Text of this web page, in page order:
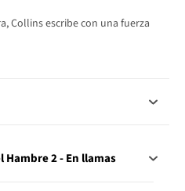
Collins escribe con una fuerza
Hambre 2 - En llamas